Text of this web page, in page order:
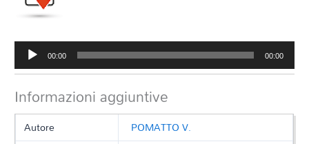
Audio
Player
00:00 00:00
Informazioni aggiuntive
Autore
POMATTO V.